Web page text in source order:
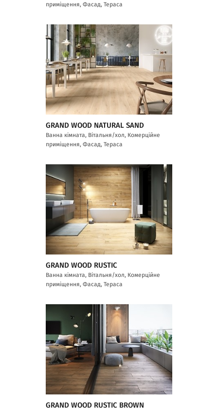
приміщення, Фасад, Тераса
GRAND WOOD NATURAL SAND
Ванна кімната, Вітальня/хол, Комерційне
приміщення, Фасад, Тераса
GRAND WOOD RUSTIC
Ванна кімната, Вітальня/хол, Комерційне
приміщення, Фасад, Тераса
GRAND WOOD RUSTIC BROWN